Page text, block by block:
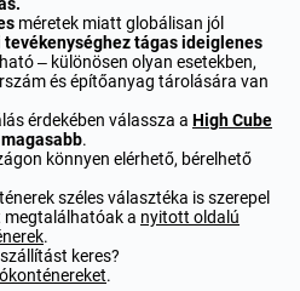
méretek miatt globálisan jól
tágas ideiglenes
– különösen olyan esetekben,
és építőanyag tárolására van
érdekében válassza a High Cube
.
könnyen elérhető, bérelhető
széles választéka is szerepel
megtalálhatóak a nyitott oldalú
.
keres?
.